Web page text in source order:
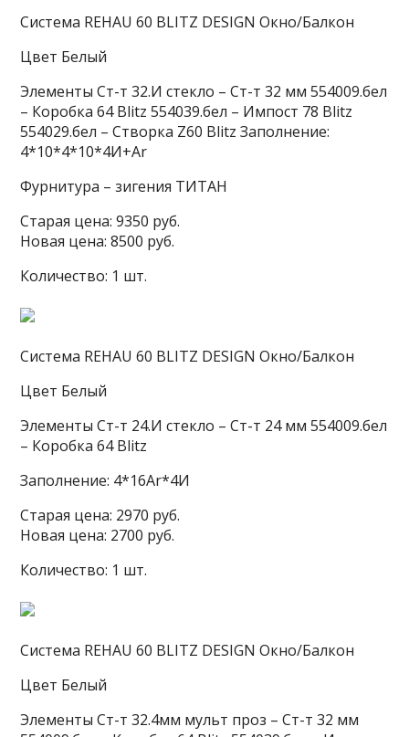
Система REHAU 60 BLITZ DESIGN Окно/Балкон
Цвет Белый
Элементы Ст-т 32.И стекло – Ст-т 32 мм 554009.бел
– Коробка 64 Blitz 554039.бел – Импост 78 Blitz
554029.бел – Cтворка Z60 Blitz Заполнение:
4*10*4*10*4И+Ar
Фурнитура – зигения ТИТАН
Старая цена: 9350 руб.
Новая цена: 8500 руб.
Количество: 1 шт.
Система REHAU 60 BLITZ DESIGN Окно/Балкон
Цвет Белый
Элементы Ст-т 24.И стекло – Ст-т 24 мм 554009.бел
– Коробка 64 Blitz
Заполнение: 4*16Ar*4И
Старая цена: 2970 руб.
Новая цена: 2700 руб.
Количество: 1 шт.
Система REHAU 60 BLITZ DESIGN Окно/Балкон
Цвет Белый
Элементы Ст-т 32.4мм мульт проз – Ст-т 32 мм